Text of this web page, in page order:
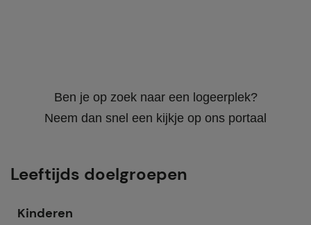
Ben je op zoek naar een logeerplek?
Neem dan snel een kijkje op ons portaal
Leeftijds doelgroepen
Kinderen